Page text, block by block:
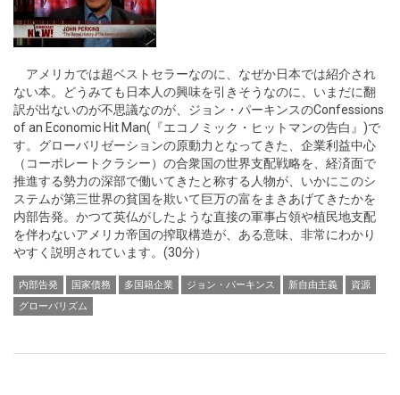
アメリカでは超ベストセラーなのに、なぜか日本では紹介され
ない本。どうみても日本人の興味を引きそうなのに、いまだに翻
訳が出ないのが不思議なのが、ジョン・パーキンスのConfessions
of an Economic Hit Man(『エコノミック・ヒットマンの告白』)で
す。グローバリゼーションの原動力となってきた、企業利益中心
（コーポレートクラシー）の合衆国の世界支配戦略を、経済面で
推進する勢力の深部で働いてきたと称する人物が、いかにこのシ
ステムが第三世界の貧国を欺いて巨万の富をまきあげてきたかを
内部告発。かつて英仏がしたような直接の軍事占領や植民地支配
を伴わないアメリカ帝国の搾取構造が、ある意味、非常にわかり
やすく説明されています。(30分）
内部告発 国家債務 多国籍企業 ジョン・パーキンス 新自由主義
資源
グローバリズム